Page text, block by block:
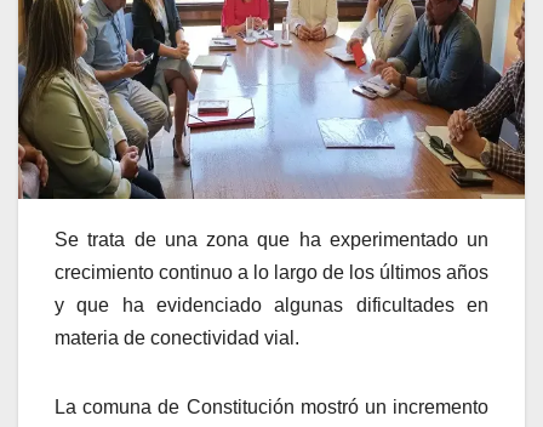
Se trata de una zona que ha experimentado un
crecimiento continuo a lo largo de los últimos años
y que ha evidenciado algunas dificultades en
materia de conectividad vial.
La comuna de Constitución mostró un incremento